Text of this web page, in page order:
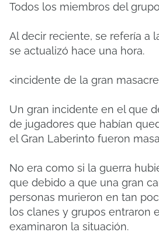
Todos los miembros del
Al decir reciente, se refería a
se actualizó hace una hora.
<incidente de la gran
Un gran incidente en el que
de jugadores que habían
el Gran Laberinto fueron
No era como si la guerra
que debido a que una gran
personas murieron en tan
los clanes y grupos entraron
examinaron la situación.